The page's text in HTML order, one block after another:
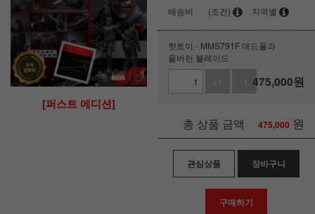
[퍼스트 에디션]
배송비
(조건) 지역별
핫토이 - MMS791F 데드풀과
울버린 블레이드
+1
-1 475,000원
총 상품 금액 475,000 원
관심상품 장바구니
구매하기